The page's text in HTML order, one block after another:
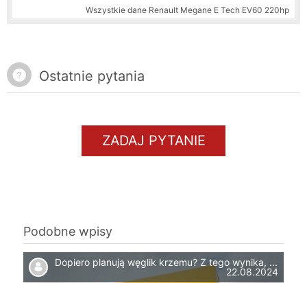
Wszystkie dane Renault Megane E Tech EV60 220hp
Ostatnie pytania
ZADAJ PYTANIE
Podobne wpisy
Dopiero planują węglik krzemu? Z tego wynika, ...
22.08.2024